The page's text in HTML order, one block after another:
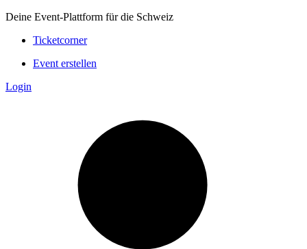
Deine Event-Plattform für die Schweiz
Ticketcorner
Event erstellen
Login